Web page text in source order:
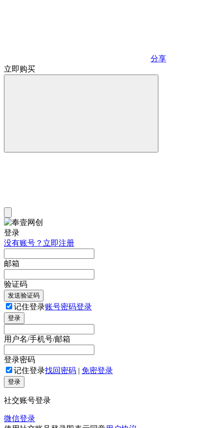
分享
立即购买
登录
没有账号？立即注册
邮箱
验证码
发送验证码
记住登录账号密码登录
登录
用户名/手机号/邮箱
登录密码
记住登录找回密码 | 免密登录
登录
社交账号登录
微信登录